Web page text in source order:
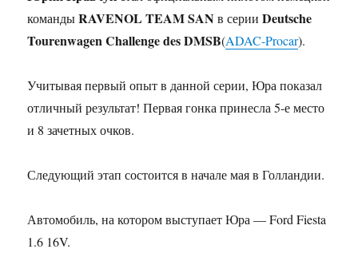
командыRAVENOL TEAM SAN в серииDeutsche
Tourenwagen Challenge des DMSB(ADAC-Procar).
Учитывая первый опыт в данной серии, Юра показал
отличный результат! Первая гонка принесла 5-е место
и 8 зачетных очков.
Следующий этап состоится в начале мая в Голландии.
Автомобиль, на котором выступает Юра — Ford Fiesta
1.6 16V.